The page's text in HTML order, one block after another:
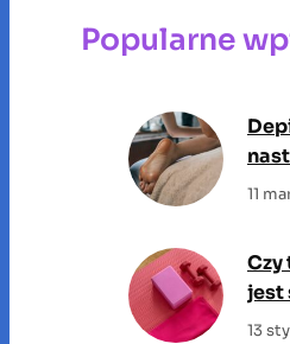
c
Popularne
11
Czy
jest
13